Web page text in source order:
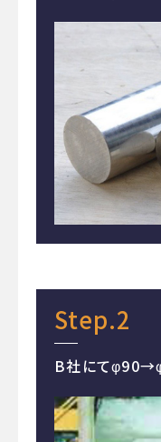
Step.2
B社にて